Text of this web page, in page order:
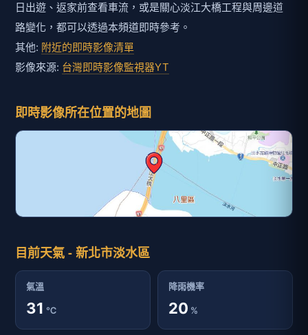
日出遊、返家前查看車流，或是關心淡江大橋工程與周邊道
路變化，都可以透過本頻道即時參考。
其他: 附近的即時影像清單
影像來源: 台灣即時影像監視器YT
即時影像所在位置的地圖
目前天氣 - 新北市淡水區
氣溫
31 ℃
降雨機率
20 %